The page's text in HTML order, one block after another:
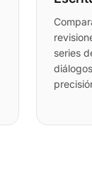
series